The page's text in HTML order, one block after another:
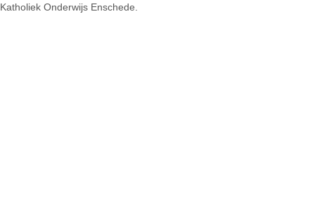
Katholiek Onderwijs Enschede.